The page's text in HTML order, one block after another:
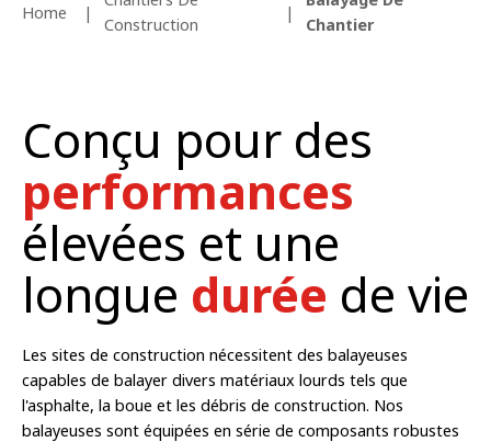
Home
Construction
Chantier
Conçu pour des
performances
élevées et une
longue durée de vie
Les sites de construction nécessitent des balayeuses
capables de balayer divers matériaux lourds tels que
l'asphalte, la boue et les débris de construction. Nos
balayeuses sont équipées en série de composants robustes